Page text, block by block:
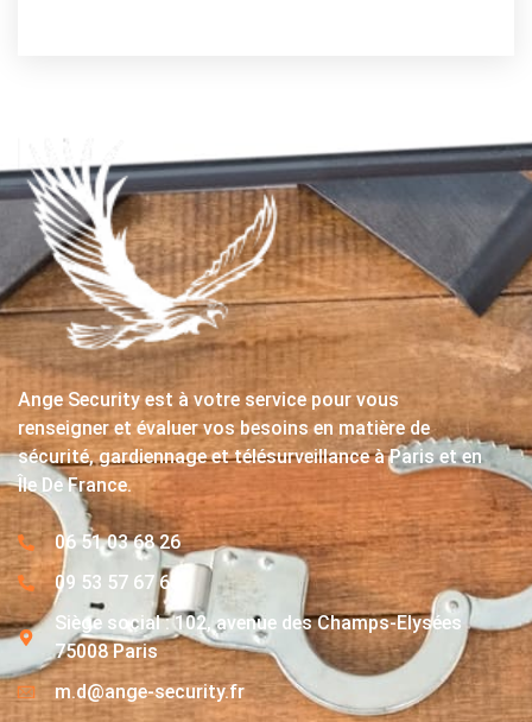
Ange Security est à votre service pour vous
renseigner et évaluer vos besoins en matière de
sécurité, gardiennage et télésurveillance à Paris et en
Île De France.
06 51 03 68 26
09 53 57 67 63
Siège social : 102, avenue des Champs-Elysées
75008 Paris
m.d@ange-security.fr